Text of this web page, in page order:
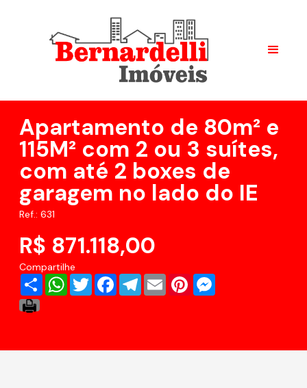
Apartamento de 80m² e
115M² com 2 ou 3 suítes,
com até 2 boxes de
garagem no lado do IE
Ref.: 631
R$ 871.118,00
Compartilhe
Share WhatsApp
TwitterFacebookTelegram
Email Pinterest